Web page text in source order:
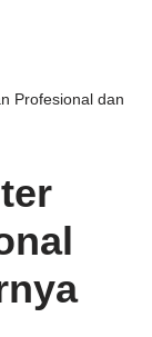
Profesional dan